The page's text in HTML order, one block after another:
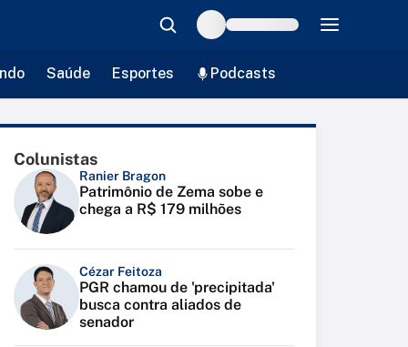
Saúde Esportes Podcasts
Colunistas
Ranier Bragon
Patrimônio de Zema sobe e
chega a R$ 179 milhões
Cézar Feitoza
PGR chamou de 'precipitada'
busca contra aliados de
senador